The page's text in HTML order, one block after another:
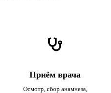
Приём врача
Осмотр, сбор анамнеза,